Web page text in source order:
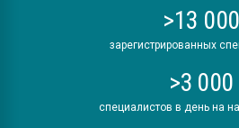
>13 000
зарегистрированных
>3 000
специалистов в день на